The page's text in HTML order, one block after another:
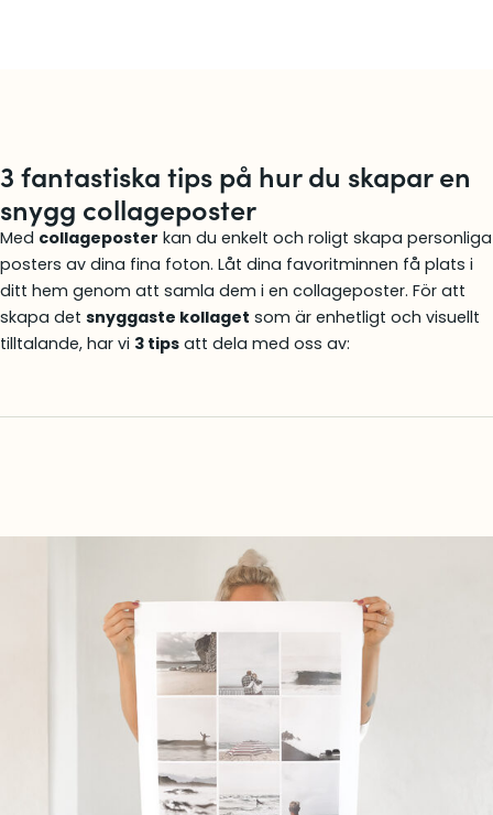
3 fantastiska tips på hur du skapar en
snygg collageposter
Med collageposter kan du enkelt och roligt skapa personliga
posters av dina fina foton. Låt dina favoritminnen få plats i
ditt hem genom att samla dem i en collageposter. För att
skapa det snyggaste kollaget som är enhetligt och visuellt
tilltalande, har vi 3 tips att dela med oss av: